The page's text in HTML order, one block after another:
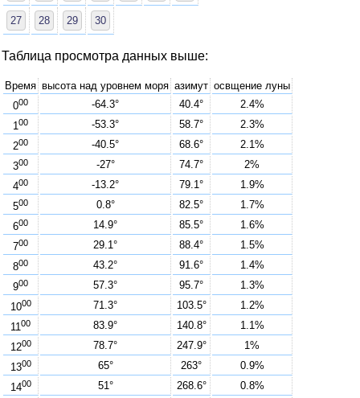
27 28 29 30
Таблица просмотра данных выше:
Время высота над уровнем моря азимут освщение луны
000 -64.3° 40.4°
2.4%
100 -53.3° 58.7°
2.3%
200 -40.5° 68.6°
2.1%
300 -27° 74.7°
2%
400 -13.2° 79.1°
1.9%
500 0.8° 82.5°
1.7%
600 14.9° 85.5°
1.6%
700 29.1° 88.4°
1.5%
800 43.2° 91.6°
1.4%
900 57.3° 95.7°
1.3%
1000 71.3° 103.5°
1.2%
1100 83.9° 140.8°
1.1%
1200 78.7° 247.9°
1%
1300 65° 263°
0.9%
1400 51° 268.6°
0.8%